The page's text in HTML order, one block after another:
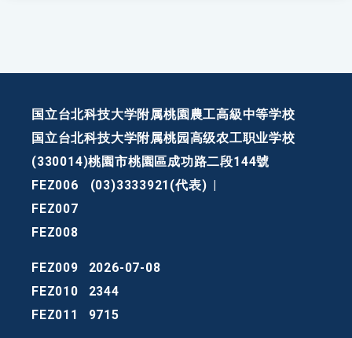
国立台北科技大学附属桃園農工高級中等学校
国立台北科技大学附属桃园高级农工职业学校
(330014)桃園市桃園區成功路二段144號
FEZ006
(03)3333921(代表)
FEZ007
FEZ008
FEZ009
2026-07-08
FEZ010
2344
FEZ011
9715